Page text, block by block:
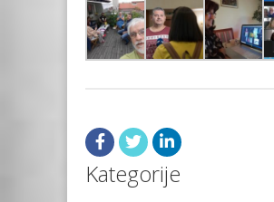
Kategorije